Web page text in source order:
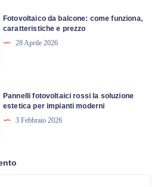
Fotovoltaico da balcone: come funziona,
caratteristiche e prezzo
28 Aprile 2026
Pannelli fotovoltaici rossi la soluzione
estetica per impianti moderni
3 Febbraio 2026